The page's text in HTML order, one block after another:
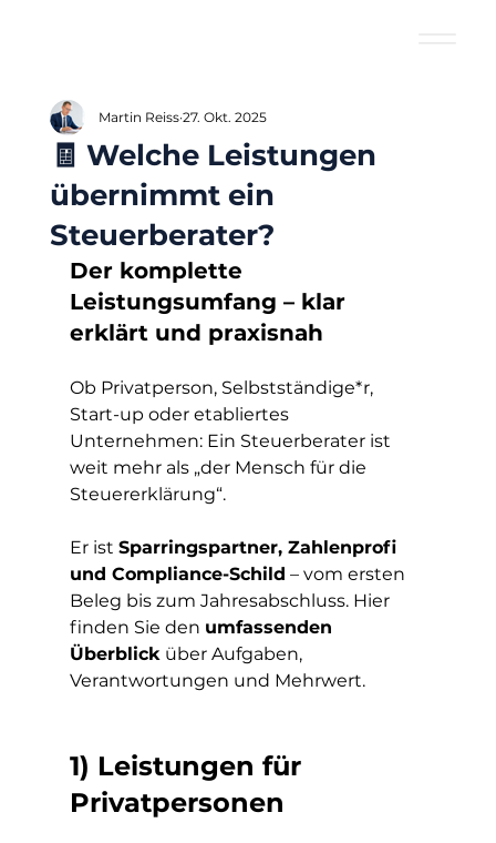
🧾 Welche Leistungen
übernimmt ein
Steuerberater?
Martin Reiss 27. Okt. 2025
Der komplette
Leistungsumfang – klar
erklärt und praxisnah
Ob Privatperson, Selbstständige*r,
Start-up oder etabliertes
Unternehmen: Ein Steuerberater ist
weit mehr als „der Mensch für die
Steuererklärung“.
Er ist Sparringspartner, Zahlenprofi
und Compliance-Schild – vom ersten
Beleg bis zum Jahresabschluss. Hier
finden Sie den umfassenden
Überblick über Aufgaben,
Verantwortungen und Mehrwert.
1) Leistungen für
Privatpersonen